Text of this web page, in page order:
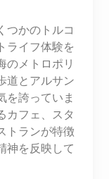
つかのトルコ
ライフ体験を
のメトロポリ
道とアルサン
を誇っていま
カフェ、スタ
トランが特徴
神を反映して